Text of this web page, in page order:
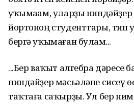
уҡымаһам, уларҙы
йортоноң студенттары, тип
бергә уҡымаған булһам...
...Бер ваҡыт алгебра дәресе
ниндәйҙер мәсьәләне сисеү
таҡтаға саҡырҙы. Ул бер